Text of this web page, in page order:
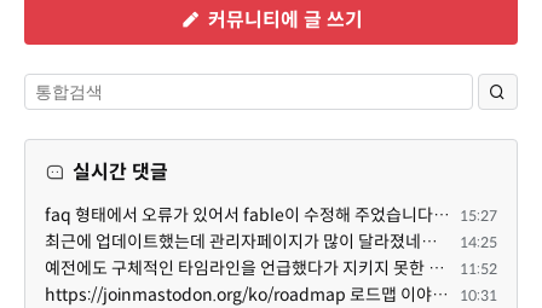
커뮤니티에 글 쓰기
실시간 댓글
faq 형태에서 오류가 있어서 fable이 수정해 주었습니다. 참고하세요. 증상 FAQ형 목록에서 항목을 펼치면 ... 15:27
최근에 업데이트했는데 관리자페이지가 많이 달라졌네요 여기서 모듈 설치하려고 하니 php 8.4.14버전이라 8... 14:25
예전에도 구체적인 타임라인을 언급했다가 지키지 못한 것에 죄송한 마음이 있다 보니 (코어 개발/운영 자체... 11:52
https://joinmastodon.org/ko/roadmap 로드맵 이야기가 나온김에 적자면 공홈에 대략적인 로드맵이 공개되어... 10:31